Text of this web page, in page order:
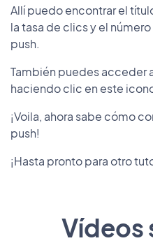
Allí puedo encontrar el
la tasa de clics y el
push.
También puedes acceder
haciendo clic en este
¡Voila, ahora sabe cómo
push!
¡Hasta pronto para otro
Vídeos